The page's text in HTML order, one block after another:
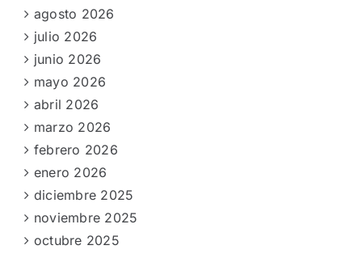
agosto 2026
julio 2026
junio 2026
mayo 2026
abril 2026
marzo 2026
febrero 2026
enero 2026
diciembre 2025
noviembre 2025
octubre 2025